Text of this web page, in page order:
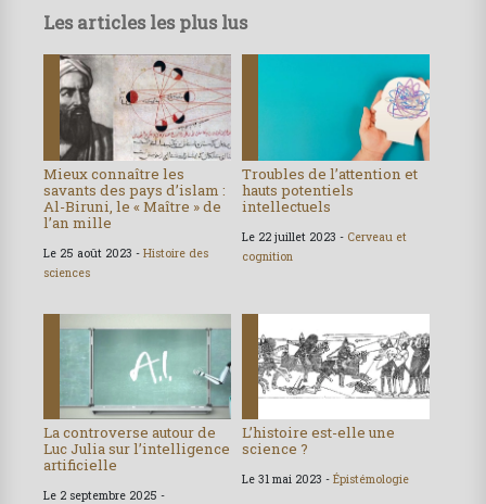
Les articles les plus lus
Mieux connaître les
savants des pays d’islam :
Al-Biruni, le « Maître » de
l’an mille
Le 25 août 2023 - Histoire des
sciences
Troubles de l’attention et
hauts potentiels
intellectuels
Le 22 juillet 2023 - Cerveau et
cognition
La controverse autour de
Luc Julia sur l’intelligence
artificielle
Le 2 septembre 2025 -
L’histoire est-elle une
science ?
Le 31 mai 2023 - Épistémologie